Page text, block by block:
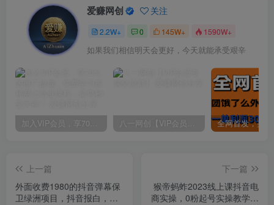
爱赚网创 关注
2.2W+ 0 145W+ 1590W+
如果我们相信明天会更好，今天就能承受艰辛
加入VIP会员，享70%的推广提成，免费学习多种网上创业课程，菜鸟秒变大神！ 八一网创【VIP会员专属交流群】
上一篇
外面收费1980的抖音弹幕保
卫绿洲项目，抖音报白，实
下一篇
猴帝蚂蚱2023线上课抖音电
商实操，0粉起号实操教学，